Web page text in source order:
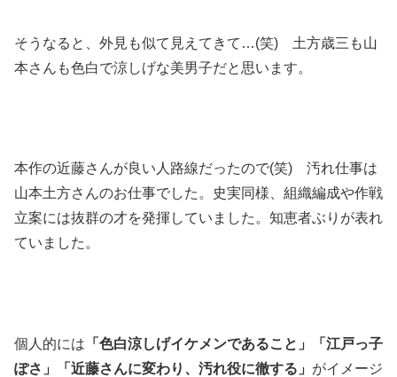
そうなると、外見も似て見えてきて…(笑) 土方歳三も山
本さんも色白で涼しげな美男子だと思います。
本作の近藤さんが良い人路線だったので(笑) 汚れ仕事は
山本土方さんのお仕事でした。史実同様、組織編成や作戦
立案には抜群の才を発揮していました。知恵者ぶりが表れ
ていました。
個人的には 「色白涼しげイケメンであること」「江戸っ子
ぽさ」「近藤さんに変わり、汚れ役に徹する」 がイメージ